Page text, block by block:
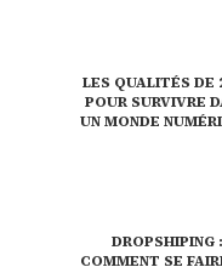
LES QUALITÉS DE
POUR SURVIVRE
UN MONDE
DROPSHIPING :
COMMENT SE